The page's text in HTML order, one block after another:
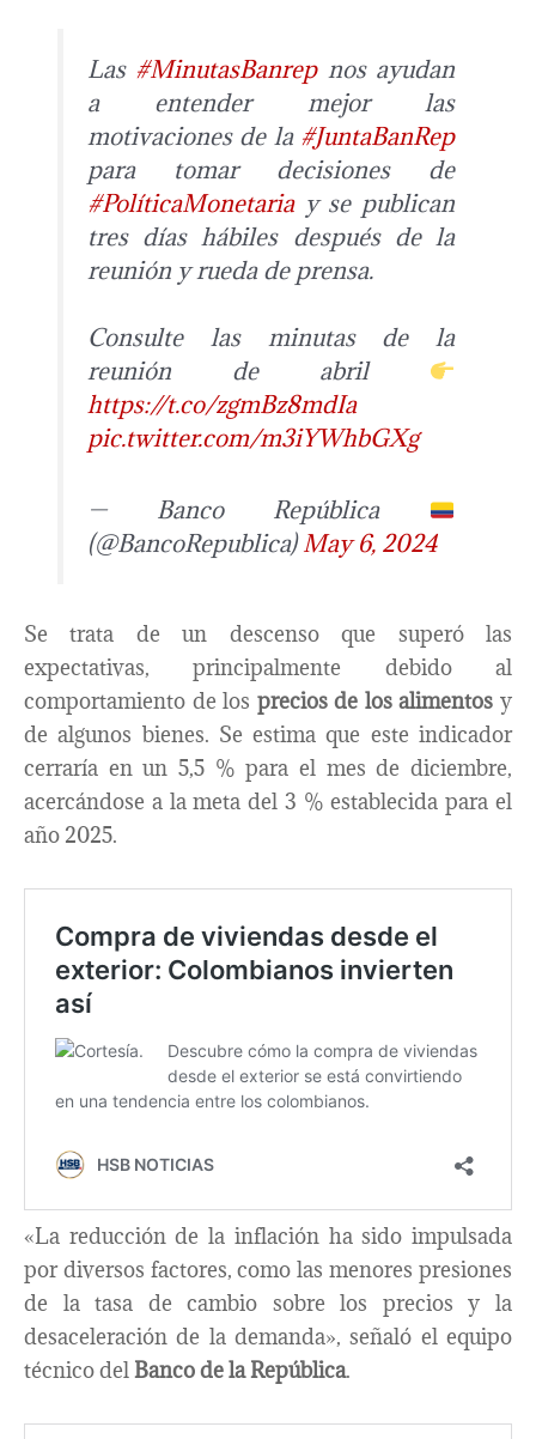
Las #MinutasBanrepnos ayudan
a entender mejor las
motivaciones de la #JuntaBanRep
para tomar decisiones de
#PolíticaMonetariay se publican
tres días hábiles después de la
reunión y rueda de prensa.
Consulte las minutas de la
reunión de abril
https://t.co/zgmBz8mdIa
pic.twitter.com/m3iYWhbGXg
— Banco República
(@BancoRepublica)May 6, 2024
Se trata de un descenso que superó las
expectativas, principalmente debido al
comportamiento de los precios de los alimentos y
de algunos bienes. Se estima que este indicador
cerraría en un 5,5 % para el mes de diciembre,
acercándose a la meta del 3 % establecida para el
año 2025.
«La reducción de la inflación ha sido impulsada
por diversos factores, como las menores presiones
de la tasa de cambio sobre los precios y la
desaceleración de la demanda», señaló el equipo
técnico delBanco de la República.